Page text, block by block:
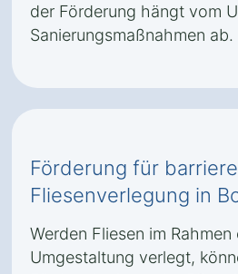
der Förderung hängt vom
Sanierungsmaßnahmen ab.
Förderung für
Fliesenverlegung in
Werden Fliesen im
Umgestaltung verlegt,